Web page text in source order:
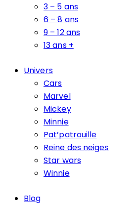
3 – 5 ans
6 – 8 ans
9 – 12 ans
13 ans +
Univers
Cars
Marvel
Mickey
Minnie
Pat’patrouille
Reine des neiges
Star wars
Winnie
Blog